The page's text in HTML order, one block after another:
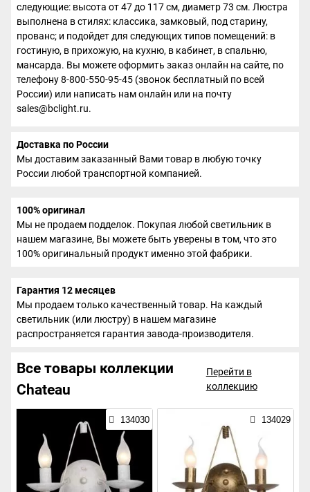
следующие: высота от 47 до 117 см, диаметр 73 см. Люстра
выполнена в стилях: классика, замковый, под старину,
прованс; и подойдет для следующих типов помещений: в
гостиную, в прихожую, на кухню, в кабинет, в спальню,
мансарда. Вы можете оформить заказ онлайн на сайте, по
телефону 8-800-550-95-45 (звонок бесплатный по всей
России) или написать нам онлайн или на почту
sales@bclight.ru.
Доставка по России
Мы доставим заказанный Вами товар в любую точку
России любой транспортной компанией.
100% оригинал
Мы не продаем подделок. Покупая любой светильник в
нашем магазине, Вы можете быть уверены в том, что это
100% оригинальный продукт именно этой фабрики.
Гарантия 12 месяцев
Мы продаем только качественный товар. На каждый
светильник (или люстру) в нашем магазине
распространяется гарантия завода-производителя.
Все товары коллекции
Chateau
Перейти в
коллекцию
134030 134029